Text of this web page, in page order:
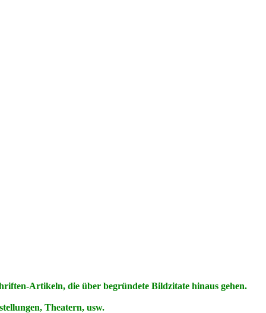
Artikeln, die über begründete Bildzitate hinaus gehen.
Theatern, usw.